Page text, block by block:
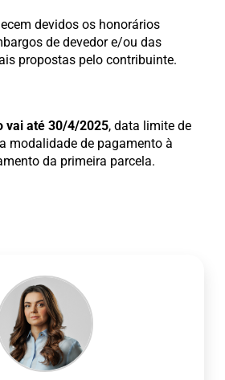
devidos os honorários
de devedor e/ou das
propostas pelo contribuinte.
vai até 30/4/2025, data limite de
modalidade de pagamento à
da primeira parcela.